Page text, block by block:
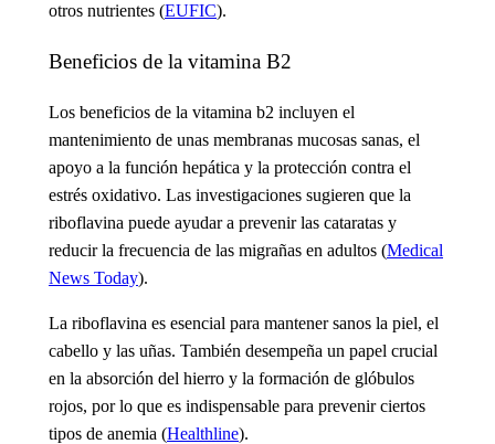
otros nutrientes (EUFIC).
Beneficios de la vitamina B2
Los beneficios de la vitamina b2 incluyen el
mantenimiento de unas membranas mucosas sanas, el
apoyo a la función hepática y la protección contra el
estrés oxidativo. Las investigaciones sugieren que la
riboflavina puede ayudar a prevenir las cataratas y
reducir la frecuencia de las migrañas en adultos (Medical
News Today).
La riboflavina es esencial para mantener sanos la piel, el
cabello y las uñas. También desempeña un papel crucial
en la absorción del hierro y la formación de glóbulos
rojos, por lo que es indispensable para prevenir ciertos
tipos de anemia (Healthline).